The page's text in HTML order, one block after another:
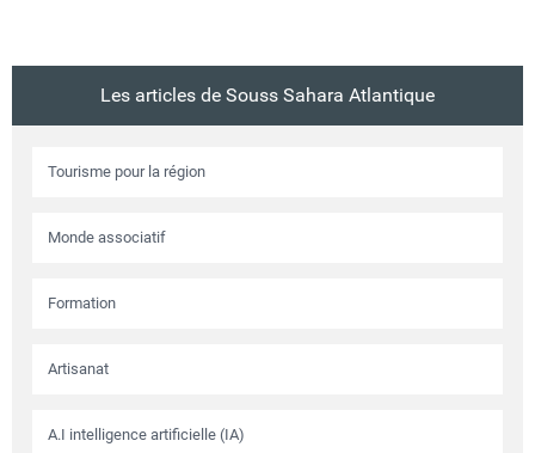
Les articles de Souss Sahara Atlantique
Tourisme pour la région
Monde associatif
Formation
Artisanat
A.I intelligence artificielle (IA)